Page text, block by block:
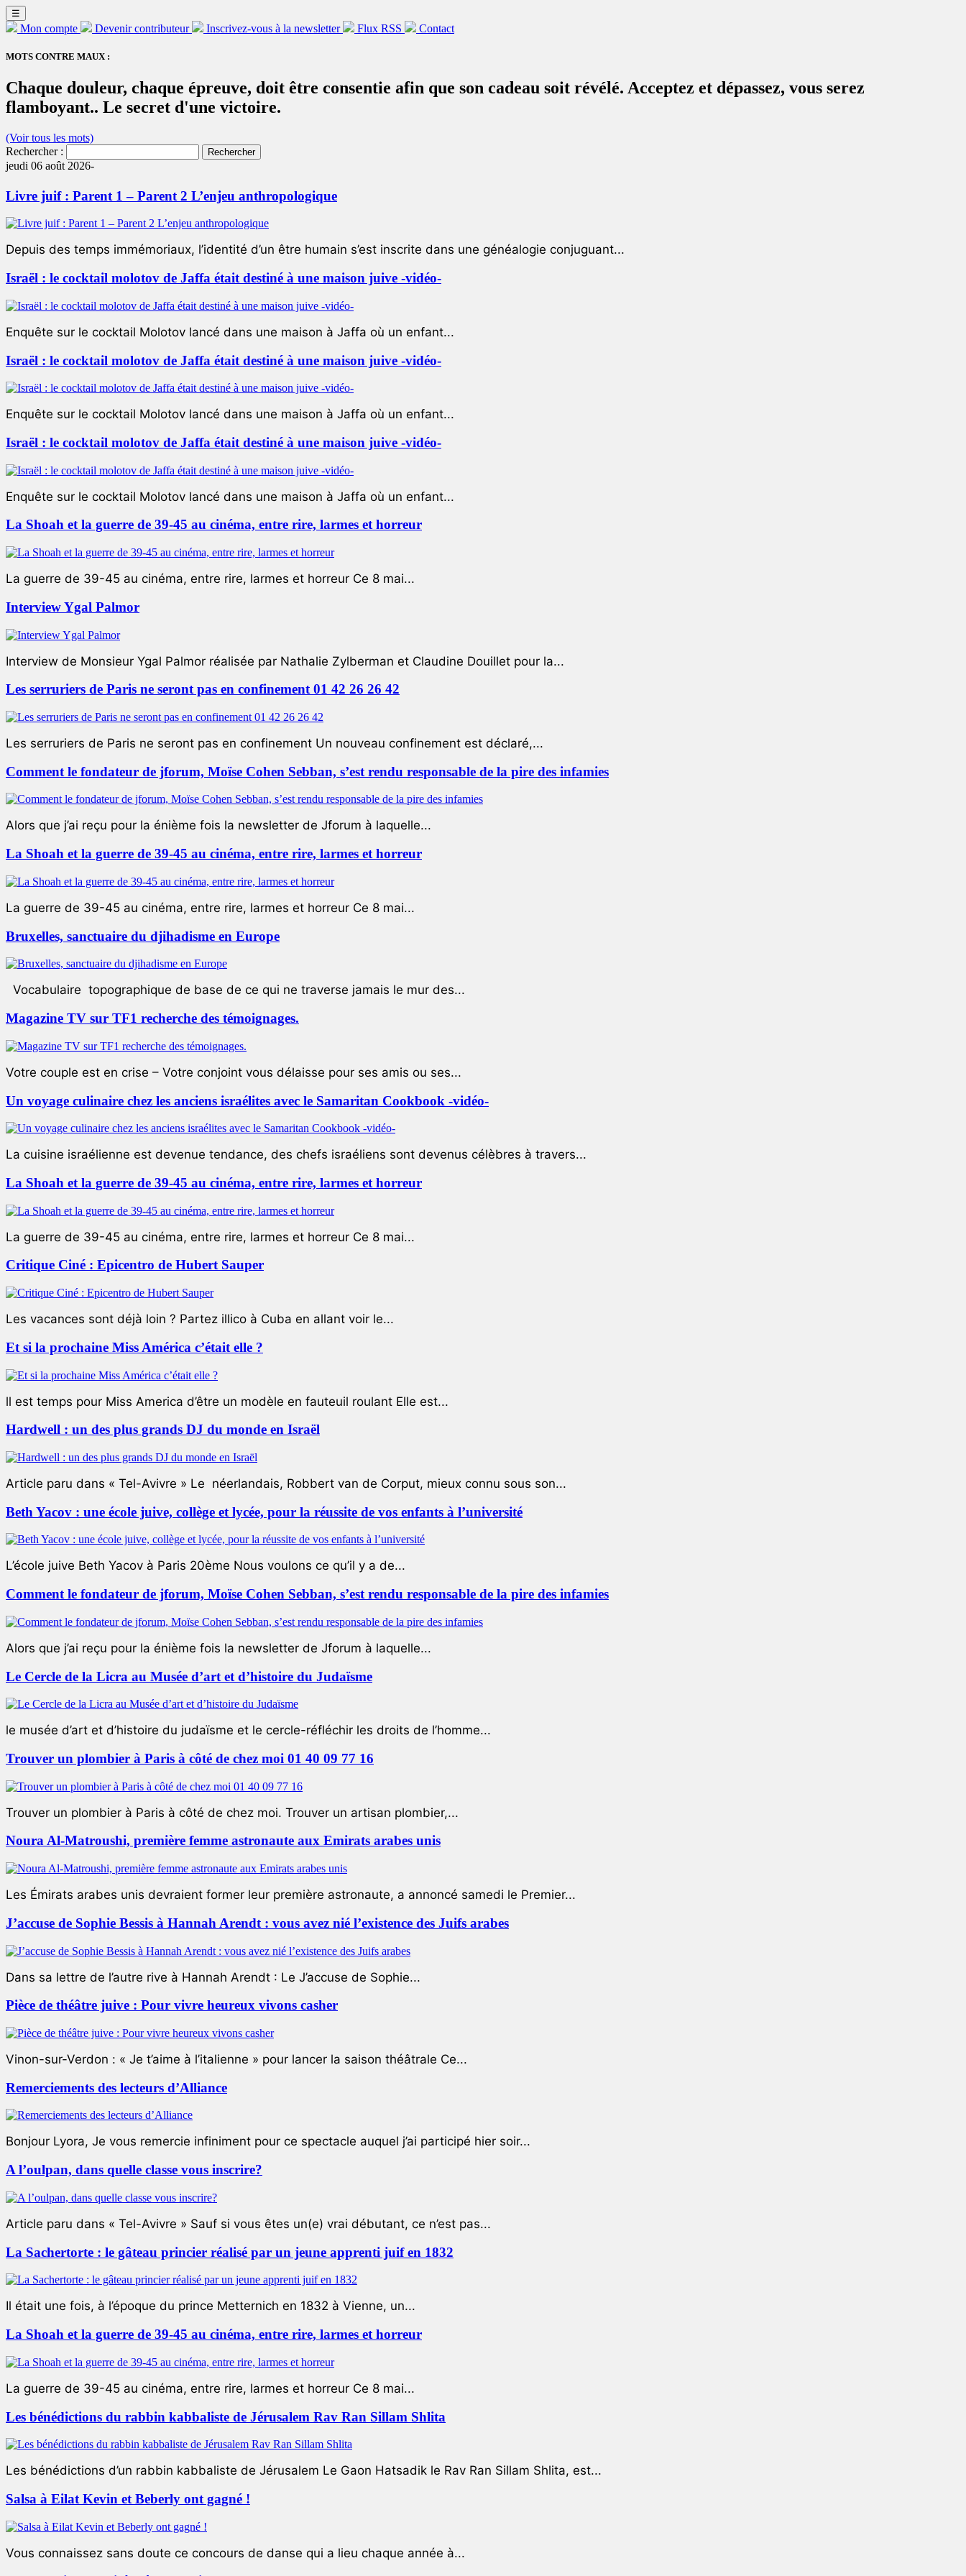
☰
Mon compte Devenir contributeur Inscrivez-vous à la newsletter Flux RSS Contact
MOTS CONTRE MAUX :
Chaque douleur, chaque épreuve, doit être consentie afin que son cadeau soit révélé. Acceptez et dépassez, vous serez
flamboyant.. Le secret d'une victoire.
(Voir tous les mots)
Rechercher :
jeudi 06 août 2026-
Livre juif : Parent 1 – Parent 2 L’enjeu anthropologique
Depuis des temps immémoriaux, l’identité d’un être humain s’est inscrite dans une généalogie conjuguant...
Israël : le cocktail molotov de Jaffa était destiné à une maison juive -vidéo-
Enquête sur le cocktail Molotov lancé dans une maison à Jaffa où un enfant...
Israël : le cocktail molotov de Jaffa était destiné à une maison juive -vidéo-
Enquête sur le cocktail Molotov lancé dans une maison à Jaffa où un enfant...
Israël : le cocktail molotov de Jaffa était destiné à une maison juive -vidéo-
Enquête sur le cocktail Molotov lancé dans une maison à Jaffa où un enfant...
La Shoah et la guerre de 39-45 au cinéma, entre rire, larmes et horreur
La guerre de 39-45 au cinéma, entre rire, larmes et horreur Ce 8 mai...
Interview Ygal Palmor
Interview de Monsieur Ygal Palmor réalisée par Nathalie Zylberman et Claudine Douillet pour la...
Les serruriers de Paris ne seront pas en confinement 01 42 26 26 42
Les serruriers de Paris ne seront pas en confinement Un nouveau confinement est déclaré,...
Comment le fondateur de jforum, Moïse Cohen Sebban, s’est rendu responsable de la pire des infamies
Alors que j’ai reçu pour la énième fois la newsletter de Jforum à laquelle...
La Shoah et la guerre de 39-45 au cinéma, entre rire, larmes et horreur
La guerre de 39-45 au cinéma, entre rire, larmes et horreur Ce 8 mai...
Bruxelles, sanctuaire du djihadisme en Europe
Vocabulaire topographique de base de ce qui ne traverse jamais le mur des...
Magazine TV sur TF1 recherche des témoignages.
Votre couple est en crise – Votre conjoint vous délaisse pour ses amis ou ses...
Un voyage culinaire chez les anciens israélites avec le Samaritan Cookbook -vidéo-
La cuisine israélienne est devenue tendance, des chefs israéliens sont devenus célèbres à travers...
La Shoah et la guerre de 39-45 au cinéma, entre rire, larmes et horreur
La guerre de 39-45 au cinéma, entre rire, larmes et horreur Ce 8 mai...
Critique Ciné : Epicentro de Hubert Sauper
Les vacances sont déjà loin ? Partez illico à Cuba en allant voir le...
Et si la prochaine Miss América c’était elle ?
ll est temps pour Miss America d’être un modèle en fauteuil roulant Elle est...
Hardwell : un des plus grands DJ du monde en Israël
Article paru dans « Tel-Avivre » Le néerlandais, Robbert van de Corput, mieux connu sous son...
Beth Yacov : une école juive, collège et lycée, pour la réussite de vos enfants à l’université
L’école juive Beth Yacov à Paris 20ème Nous voulons ce qu’il y a de...
Comment le fondateur de jforum, Moïse Cohen Sebban, s’est rendu responsable de la pire des infamies
Alors que j’ai reçu pour la énième fois la newsletter de Jforum à laquelle...
Le Cercle de la Licra au Musée d’art et d’histoire du Judaïsme
le musée d’art et d’histoire du judaïsme et le cercle-réfléchir les droits de l’homme...
Trouver un plombier à Paris à côté de chez moi 01 40 09 77 16
Trouver un plombier à Paris à côté de chez moi. Trouver un artisan plombier,...
Noura Al-Matroushi, première femme astronaute aux Emirats arabes unis
Les Émirats arabes unis devraient former leur première astronaute, a annoncé samedi le Premier...
J’accuse de Sophie Bessis à Hannah Arendt : vous avez nié l’existence des Juifs arabes
Dans sa lettre de l’autre rive à Hannah Arendt : Le J’accuse de Sophie...
Pièce de théâtre juive : Pour vivre heureux vivons casher
Vinon-sur-Verdon : « Je t’aime à l’italienne » pour lancer la saison théâtrale Ce...
Remerciements des lecteurs d’Alliance
Bonjour Lyora, Je vous remercie infiniment pour ce spectacle auquel j’ai participé hier soir...
A l’oulpan, dans quelle classe vous inscrire?
Article paru dans « Tel-Avivre » Sauf si vous êtes un(e) vrai débutant, ce n’est pas...
La Sachertorte : le gâteau princier réalisé par un jeune apprenti juif en 1832
Il était une fois, à l’époque du prince Metternich en 1832 à Vienne, un...
La Shoah et la guerre de 39-45 au cinéma, entre rire, larmes et horreur
La guerre de 39-45 au cinéma, entre rire, larmes et horreur Ce 8 mai...
Les bénédictions du rabbin kabbaliste de Jérusalem Rav Ran Sillam Shlita
Les bénédictions d’un rabbin kabbaliste de Jérusalem Le Gaon Hatsadik le Rav Ran Sillam Shlita, est...
Salsa à Eilat Kevin et Beberly ont gagné !
Vous connaissez sans doute ce concours de danse qui a lieu chaque année à...